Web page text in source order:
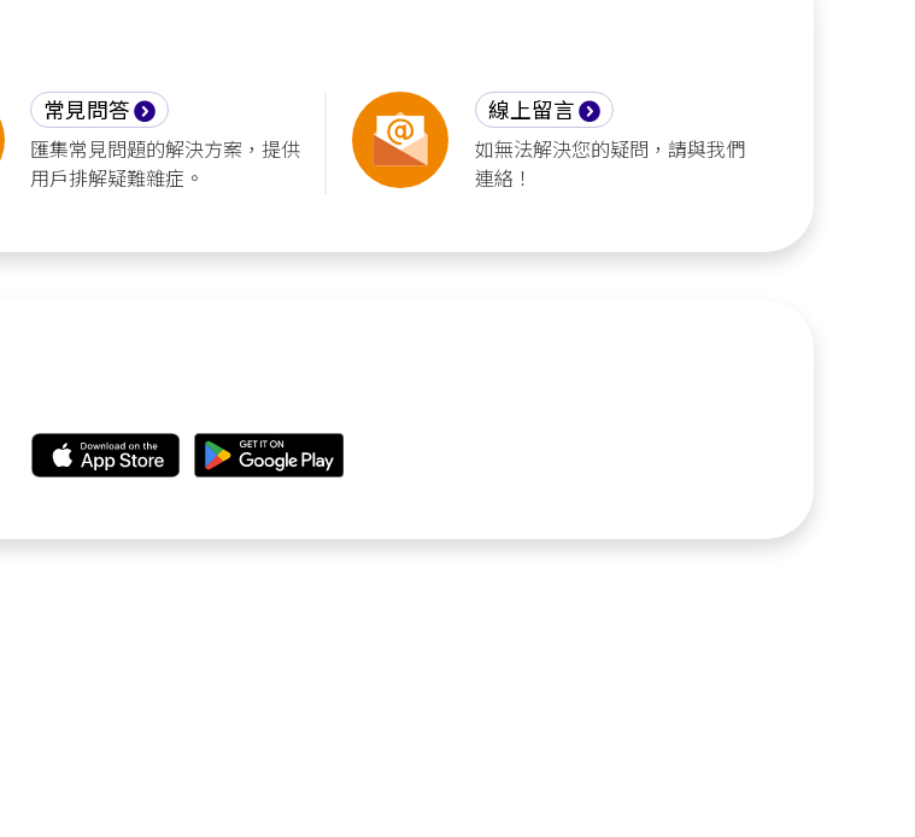
常見問答
匯集常見問題的解決方案，提供
用戶排解疑難雜症。
線上留言
如無法解決您的疑問，請與我們
連絡！